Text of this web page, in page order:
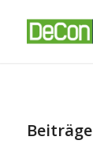
Beiträge